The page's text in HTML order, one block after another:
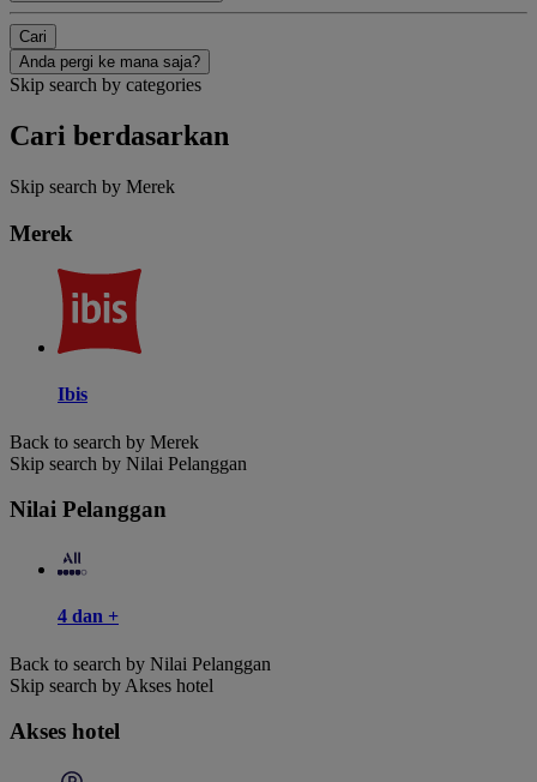
Cari
Anda pergi ke mana saja?
Skip search by categories
Cari berdasarkan
Skip search by Merek
Merek
Ibis
Back to search by Merek
Skip search by Nilai Pelanggan
Nilai Pelanggan
4 dan +
Back to search by Nilai Pelanggan
Skip search by Akses hotel
Akses hotel